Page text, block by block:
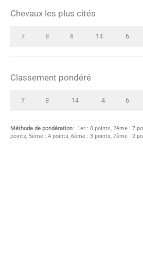
Chevaux les plus cités
7 8 4 14 6
Classement pondéré
7 8 14 4 6
Méthode de pondération : 1er : 8 points, 2ème : 7
points, 5ème : 4 points, 6ème : 3 points, 7ème : 2